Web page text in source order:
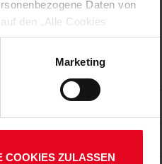
Daten von
den „Alle Cookies
Verarbeitung Ihrer
Art. 6 Abs. 1 lit. a DSGVO
Ihre etwaig erteilten
Marketing
COOKIES ZULASSEN